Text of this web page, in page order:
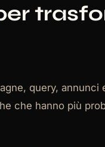
query,
che hanno più